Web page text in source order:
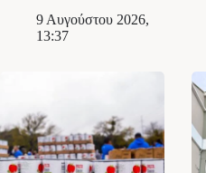
9 Αυγούστου 2026,
13:37